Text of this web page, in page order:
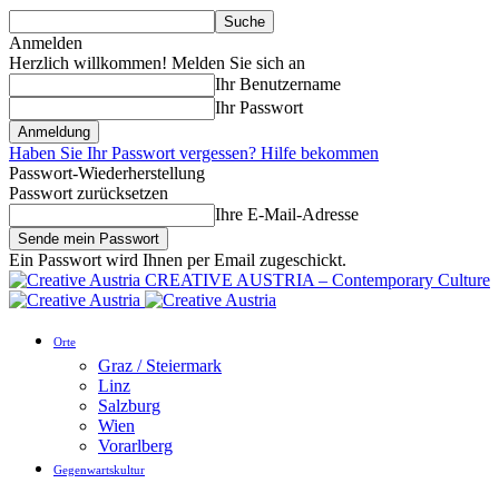
Anmelden
Herzlich willkommen! Melden Sie sich an
Ihr Benutzername
Ihr Passwort
Haben Sie Ihr Passwort vergessen? Hilfe bekommen
Passwort-Wiederherstellung
Passwort zurücksetzen
Ihre E-Mail-Adresse
Ein Passwort wird Ihnen per Email zugeschickt.
CREATIVE AUSTRIA – Contemporary Culture
Orte
Graz / Steiermark
Linz
Salzburg
Wien
Vorarlberg
Gegenwartskultur